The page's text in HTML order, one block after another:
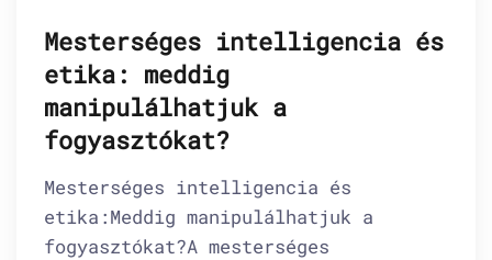
Mesterséges intelligencia és
etika: meddig
manipulálhatjuk a
fogyasztókat?
Mesterséges intelligencia és
etika:Meddig manipulálhatjuk a
fogyasztókat?A mesterséges